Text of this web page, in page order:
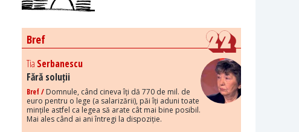
Bref
Tia Serbanescu
Fără soluții
Bref / Domnule, când cineva îți dă 770 de mil. de
euro pentru o lege (a salarizării), păi îți aduni toate
mințile astfel ca legea să arate cât mai bine posibil.
Mai ales când ai ani întregi la dispoziție.